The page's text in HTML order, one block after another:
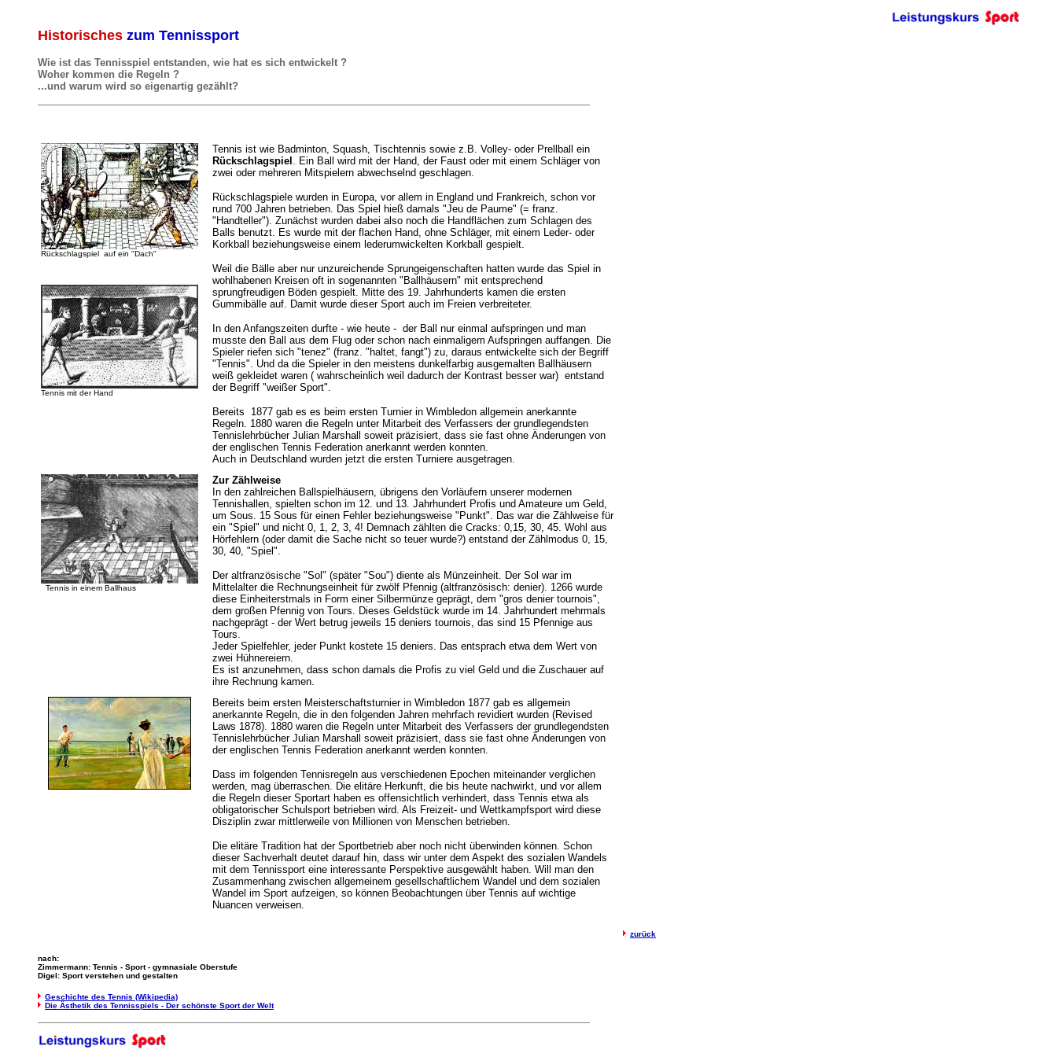
Historisches zum Tennissport
Wie ist das Tennisspiel entstanden, wie hat es sich entwickelt ?
Woher kommen die Regeln ?
...und warum wird so eigenartig gezählt?
Rückschlagspiel auf ein "Dach"
Tennis mit der Hand
Tennis ist wie Badminton, Squash, Tischtennis sowie z.B. Volley- oder Prellball ein
Rückschlagspiel . Ein Ball wird mit der Hand, der Faust oder mit einem Schläger von
zwei oder mehreren Mitspielern abwechselnd geschlagen.
Rückschlagspiele wurden in Europa, vor allem in England und Frankreich, schon vor
rund 700 Jahren betrieben. Das Spiel hieß damals "Jeu de Paume" (= franz.
"Handteller"). Zunächst wurden dabei also noch die Handflächen zum Schlagen des
Balls benutzt. Es wurde mit der flachen Hand, ohne Schläger, mit einem Leder- oder
Korkball beziehungsweise einem lederumwickelten Korkball gespielt.
Weil die Bälle aber nur unzureichende Sprungeigenschaften hatten wurde das Spiel in
wohlhabenen Kreisen oft in sogenannten "Ballhäusern" mit entsprechend
sprungfreudigen Böden gespielt. Mitte des 19. Jahrhunderts kamen die ersten
Gummibälle auf. Damit wurde dieser Sport auch im Freien verbreiteter.
In den Anfangszeiten durfte - wie heute - der Ball nur einmal aufspringen und man
musste den Ball aus dem Flug oder schon nach einmaligem Aufspringen auffangen. Die
Spieler riefen sich "tenez" (franz. "haltet, fangt") zu, daraus entwickelte sich der Begriff
"Tennis". Und da die Spieler in den meistens dunkelfarbig ausgemalten Ballhäusern
weiß gekleidet waren ( wahrscheinlich weil dadurch der Kontrast besser war) entstand
der Begriff "weißer Sport".
Bereits 1877 gab es es beim ersten Turnier in Wimbledon allgemein anerkannte
Regeln. 1880 waren die Regeln unter Mitarbeit des Verfassers der grundlegendsten
Tennislehrbücher Julian Marshall soweit präzisiert, dass sie fast ohne Änderungen von
der englischen Tennis Federation anerkannt werden konnten.
Auch in Deutschland wurden jetzt die ersten Turniere ausgetragen.
Tennis in einem Ballhaus
Zur Zählweise
In den zahlreichen Ballspielhäusern, übrigens den Vorläufern unserer modernen
Tennishallen, spielten schon im 12. und 13. Jahrhundert Profis und Amateure um Geld,
um Sous. 15 Sous für einen Fehler beziehungsweise "Punkt". Das war die Zählweise für
ein "Spiel" und nicht 0, 1, 2, 3, 4! Demnach zählten die Cracks: 0,15, 30, 45. Wohl aus
Hörfehlern (oder damit die Sache nicht so teuer wurde?) entstand der Zählmodus 0, 15,
30, 40, "Spiel".
Der altfranzösische "Sol" (später "Sou") diente als Münzeinheit. Der Sol war im
Mittelalter die Rechnungseinheit für zwölf Pfennig (altfranzösisch: denier). 1266 wurde
diese Einheiterstmals in Form einer Silbermünze geprägt, dem "gros denier tournois",
dem großen Pfennig von Tours. Dieses Geldstück wurde im 14. Jahrhundert mehrmals
nachgeprägt - der Wert betrug jeweils 15 deniers tournois, das sind 15 Pfennige aus
Tours.
Jeder Spielfehler, jeder Punkt kostete 15 deniers. Das entsprach etwa dem Wert von
zwei Hühnereiern.
Es ist anzunehmen, dass schon damals die Profis zu viel Geld und die Zuschauer auf
ihre Rechnung kamen.
Bereits beim ersten Meisterschaftsturnier in Wimbledon 1877 gab es allgemein
anerkannte Regeln, die in den folgenden Jahren mehrfach revidiert wurden (Revised
Laws 1878). 1880 waren die Regeln unter Mitarbeit des Verfassers der grundlegendsten
Tennislehrbücher Julian Marshall soweit präzisiert, dass sie fast ohne Änderungen von
der englischen Tennis Federation anerkannt werden konnten.
Dass im folgenden Tennisregeln aus verschiedenen Epochen miteinander verglichen
werden, mag überraschen. Die elitäre Herkunft, die bis heute nachwirkt, und vor allem
die Regeln dieser Sportart haben es offensichtlich verhindert, dass Tennis etwa als
obligatorischer Schulsport betrieben wird. Als Freizeit- und Wettkampfsport wird diese
Disziplin zwar mittlerweile von Millionen von Menschen betrieben.
Die elitäre Tradition hat der Sportbetrieb aber noch nicht überwinden können. Schon
dieser Sachverhalt deutet darauf hin, dass wir unter dem Aspekt des sozialen Wandels
mit dem Tennissport eine interessante Perspektive ausgewählt haben. Will man den
Zusammenhang zwischen allgemeinem gesellschaftlichem Wandel und dem sozialen
Wandel im Sport aufzeigen, so können Beobachtungen über Tennis auf wichtige
Nuancen verweisen.
zurück
nach:
Zimmermann: Tennis - Sport - gymnasiale Oberstufe
Digel: Sport verstehen und gestalten
Geschichte des Tennis (Wikipedia)
Die Ästhetik des Tennisspiels - Der schönste Sport der Welt